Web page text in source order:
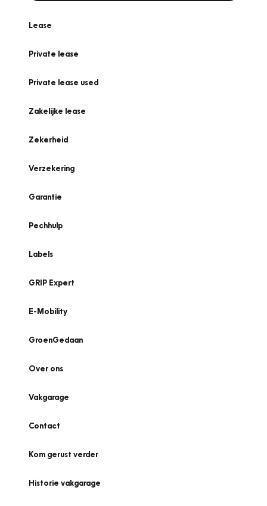
Lease
Private lease
Private lease used
Zakelijke lease
Zekerheid
Verzekering
Garantie
Pechhulp
Labels
GRIP Expert
E-Mobility
GroenGedaan
Over ons
Vakgarage
Contact
Kom gerust verder
Historie vakgarage